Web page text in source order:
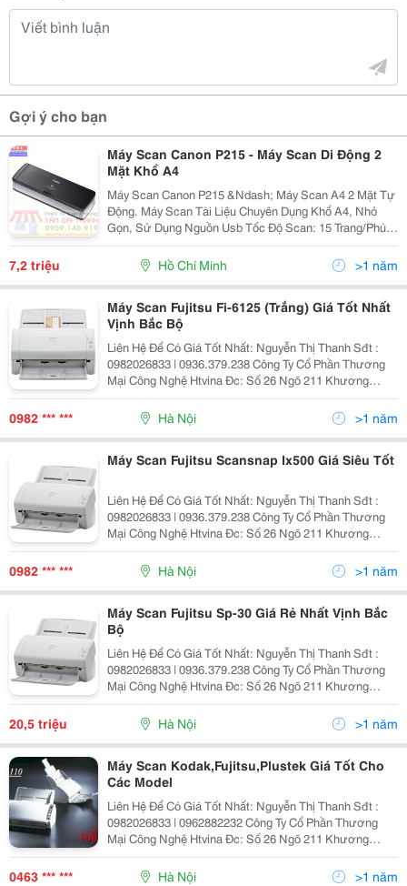
Gợi ý cho bạn
Máy Scan Canon P215 - Máy Scan Di Động 2
Mặt Khổ A4
Máy Scan Canon P215 &Ndash; Máy Scan A4 2 Mặt Tự
Động. Máy Scan Tài Liệu Chuyên Dụng Khổ A4, Nhỏ
Gọn, Sử Dụng Nguồn Usb Tốc Độ Scan: 15 Trang/Phút
(Trắng Đen) - 10 Trang/Phút (Màu, 200 Dpi) Cảm Biến
Hình Ảnh: Cis. Scan Hai Mặt Tự Động. Độ...
7,2 triệu Hồ Chí Minh >1 năm
Máy Scan Fujitsu Fi-6125 (Trắng) Giá Tốt Nhất
Vịnh Bắc Bộ
Liên Hệ Để Có Giá Tốt Nhất: Nguyễn Thị Thanh Sđt :
0982026833 | 0936.379.238 Công Ty Cổ Phần Thương
Mại Công Nghệ Htvina Đc: Số 26 Ngõ 211 Khương
Trung &Ndash; Thanh Xuân &Ndash; Hà Nội Yahoo
:Nguyenthanh6685 Website: Http://Sieuthiht.com
0982 *** *** Hà Nội >1 năm
Máy Scan Fujitsu Scansnap Ix500 Giá Siêu Tốt
Liên Hệ Để Có Giá Tốt Nhất: Nguyễn Thị Thanh Sđt :
0982026833 | 0936.379.238 Công Ty Cổ Phần Thương
Mại Công Nghệ Htvina Đc: Số 26 Ngõ 211 Khương
Trung &Ndash; Thanh Xuân &Ndash; Hà Nội Yahoo
:Nguyenthanh6685 Website: Http://Sieuthiht.com
0982 *** *** Hà Nội >1 năm
Máy Scan Fujitsu Sp-30 Giá Rẻ Nhất Vịnh Bắc
Bộ
Liên Hệ Để Có Giá Tốt Nhất: Nguyễn Thị Thanh Sđt :
0982026833 | 0936.379.238 Công Ty Cổ Phần Thương
Mại Công Nghệ Htvina Đc: Số 26 Ngõ 211 Khương
Trung &Ndash; Thanh Xuân &Ndash; Hà Nội Yahoo
:Nguyenthanh6685 Website: Http://Sieuthiht.com
20,5 triệu Hà Nội >1 năm
Máy Scan Kodak,Fujitsu,Plustek Giá Tốt Cho
Các Model
Liên Hệ Để Có Giá Tốt Nhất: Nguyễn Thị Thanh Sđt :
0982026833 | 0962882232 Công Ty Cổ Phần Thương
Mại Công Nghệ Htvina Đc: Số 26 Ngõ 211 Khương
Trung &Ndash; Thanh Xuân &Ndash; Hà Nội Yahoo
:Nguyenthanh6685 Website: Http://Sieuthiht.com |
0463 *** *** Hà Nội >1 năm